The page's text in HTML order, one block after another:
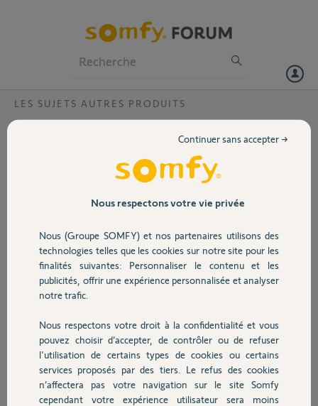
Volet
Sécurité
Domotique
Chauffage
Autres produits
LES SUJETS AUTRES PRODUITS
compatibilité z wave
j'ai lu dans un article que la box somfy devient compatible z-wave,
cependant je n'ai pas l'onglet ds z-wave ds configuration
j'ai io, RTS et autres Somfy, mais pas z-wave
Patrice F.
il y a environ 10 ans
Participer au fil de discussion
Bonjour
pour que le menu soit visible il faut insérer un dongle Z-Wave dans la
Somfy Box
http://laboutique.plusdomotique.fr/fr/interfaces/20-modul...
Nous respectons votre vie privée
Nous (Groupe SOMFY) et nos partenaires utilisons des
technologies telles que les cookies sur notre site pour les
finalités suivantes: Personnaliser le contenu et les
publicités, offrir une expérience personnalisée et analyser
notre trafic.
Nous respectons votre droit à la confidentialité et vous
pouvez choisir d’accepter, de contrôler ou de refuser
l'utilisation de certains types de cookies ou certains
services proposés par des tiers. Le refus des cookies
n’affectera pas votre navigation sur le site Somfy
cependant votre expérience utilisateur sera moins
Continuer sans accepter →